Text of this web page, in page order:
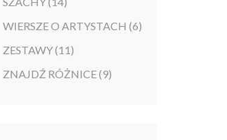
WIERSZE O ARTYSTACH (6)
ZESTAWY(11)
ZNAJDŹ RÓŻNICE(9)